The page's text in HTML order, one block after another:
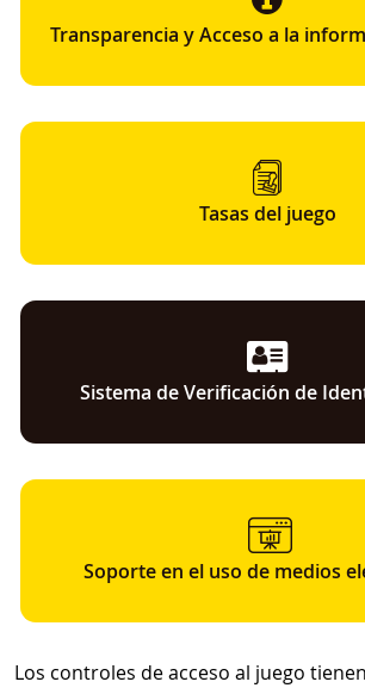
Transparencia y Acceso a la
Tasas del juego
Sistema de Verificación de
Soporte en el uso de medios
Los controles de acceso al juego